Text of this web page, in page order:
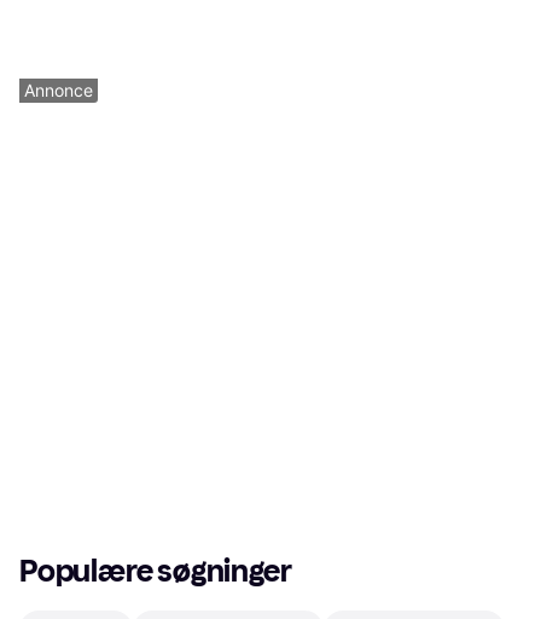
Annonce
Populære søgninger